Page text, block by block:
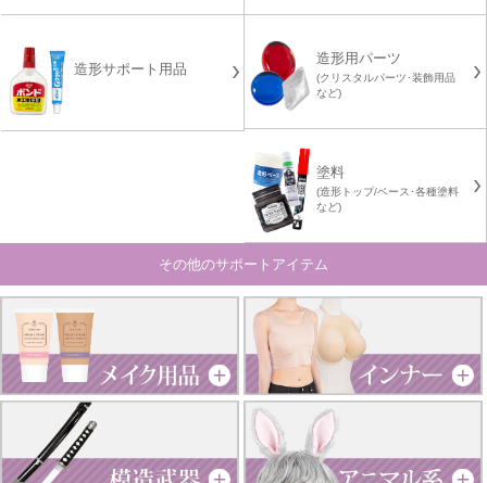
造形サポート用品
造形用パーツ
(クリスタルパーツ･装飾用品
など)
塗料
(造形トップ/ベース･各種塗料
など)
その他のサポートアイテム